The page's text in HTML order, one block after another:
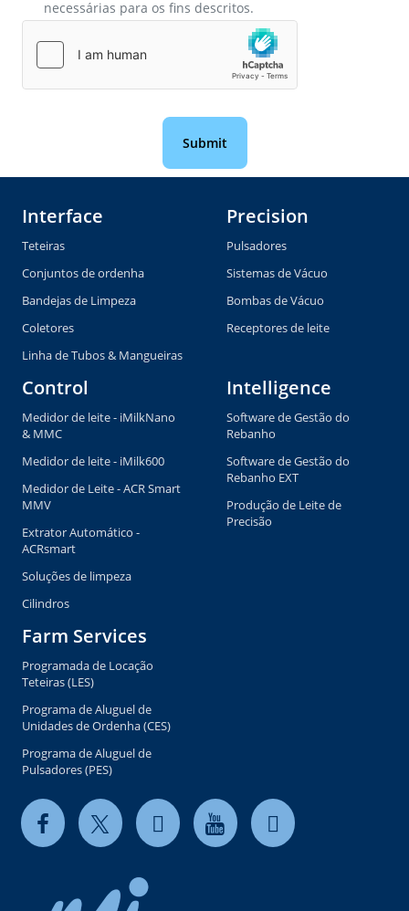
necessárias para os fins descritos.
Interface
Teteiras
Conjuntos de ordenha
Bandejas de Limpeza
Coletores
Linha de Tubos & Mangueiras
Precision
Pulsadores
Sistemas de Vácuo
Bombas de Vácuo
Receptores de leite
Control
Medidor de leite - iMilkNano
& MMC
Medidor de leite - iMilk600
Medidor de Leite - ACR Smart
MMV
Extrator Automático -
ACRsmart
Soluções de limpeza
Cilindros
Intelligence
Software de Gestão do
Rebanho
Software de Gestão do
Rebanho EXT
Produção de Leite de
Precisão
Farm Services
Programada de Locação
Teteiras (LES)
Programa de Aluguel de
Unidades de Ordenha (CES)
Programa de Aluguel de
Pulsadores (PES)